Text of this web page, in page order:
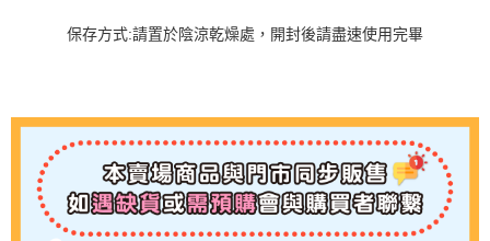
保存方式:請置於陰涼乾燥處，開封後請盡速使用完畢